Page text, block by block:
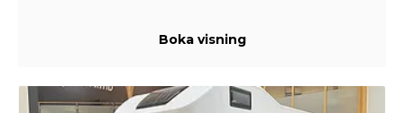
Boka visning